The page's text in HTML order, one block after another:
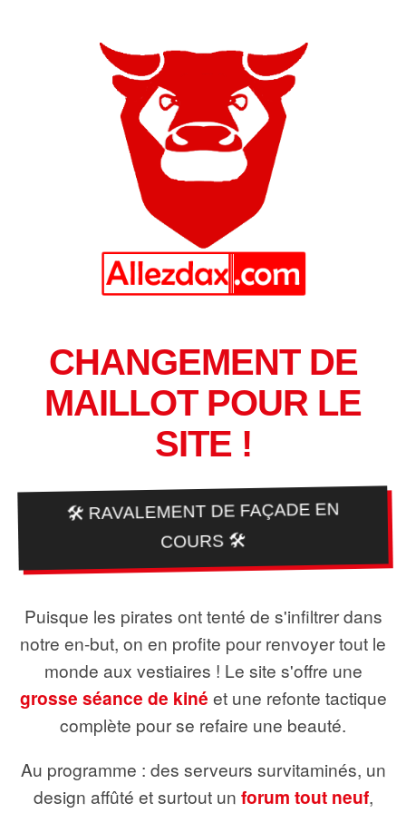
CHANGEMENT DE
MAILLOT POUR LE
SITE !
🛠️ RAVALEMENT DE FAÇADE EN
COURS 🛠️
Puisque les pirates ont tenté de s'infiltrer dans
notre en-but, on en profite pour renvoyer tout le
monde aux vestiaires ! Le site s'offre une
grosse séance de kiné et une refonte tactique
complète pour se refaire une beauté.
Au programme : des serveurs survitaminés, un
design affûté et surtout un forum tout neuf,